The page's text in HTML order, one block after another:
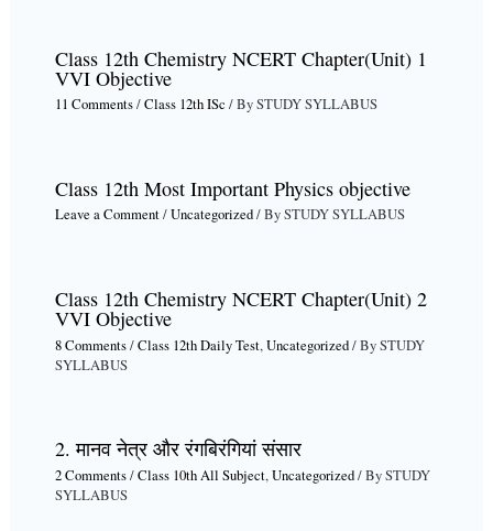
Class 12th Chemistry NCERT Chapter(Unit) 1
VVI Objective
11 Comments/Class 12th ISc / BySTUDY SYLLABUS
Class 12th Most Important Physics objective
Leave a Comment/Uncategorized/ BySTUDY SYLLABUS
Class 12th Chemistry NCERT Chapter(Unit) 2
VVI Objective
8 Comments/Class 12th Daily Test,Uncategorized/ BySTUDY
SYLLABUS
2. मानव नेत्र और रंगबिरंगियां संसार
2 Comments/Class 10th All Subject,Uncategorized/ BySTUDY
SYLLABUS